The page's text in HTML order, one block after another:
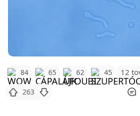
84 65 62 45 12
263